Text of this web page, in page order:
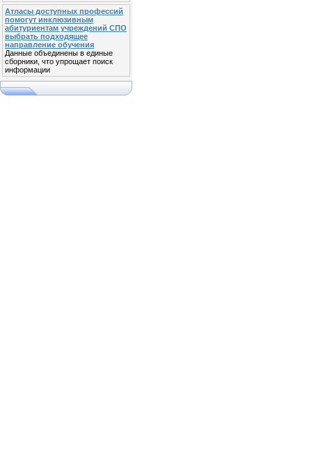
Атласы доступных профессий
помогут инклюзивным
абитуриентам учреждений СПО
выбрать подходящее
направление обучения
Данные объединены в единые
сборники, что упрощает поиск
информации